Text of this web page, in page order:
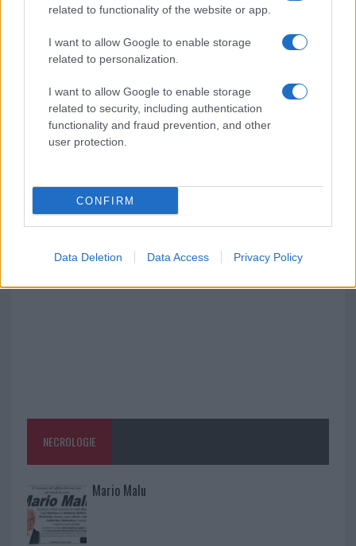
related to functionality of the website or app.
I want to allow Google to enable storage
related to personalization.
I want to allow Google to enable storage
related to security, including authentication
functionality and fraud prevention, and other
user protection.
CONFIRM
Data Deletion Data Access Privacy Policy
Michelle Hunziker in Gallura, bella anche dal
vivo: un amico vip svela come fa
Calangianus, dopo le polemiche il centro
accoglienza minori chiude
Olbia, divieto di sosta contro spaccio e degrado:
Pausa caffè impeccabile: come scegliere la
NECROLOGIE
Mario Malu